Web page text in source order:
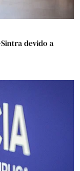
devido a